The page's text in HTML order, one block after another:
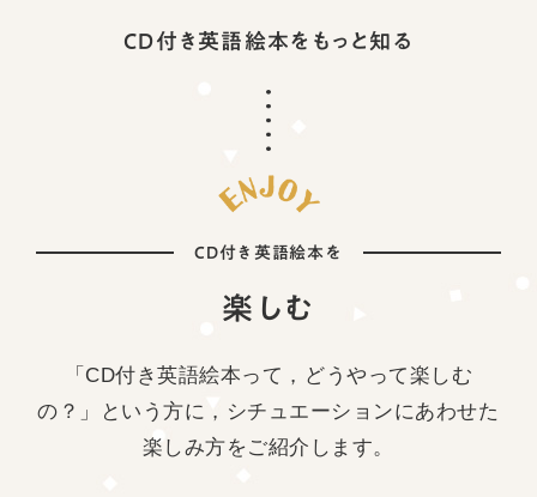
CD付き英語絵本を もっと知る
CD付き英語絵本を
楽しむ
「CD付き英語絵本って，どうやって楽しむ
の？」という方に， シチュエーションにあわせた
楽しみ方をご紹介します。